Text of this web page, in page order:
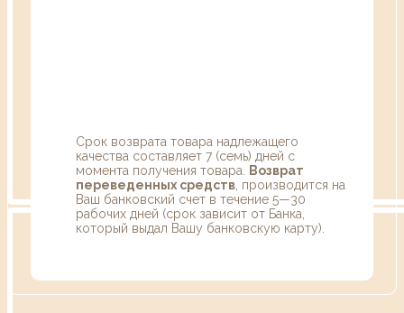
Срок возврата товара надлежащего
качества составляет 7 (семь) дней с
момента получения товара.
Возврат
переведенных средств , производится на
Ваш банковский счет в течение 5—30
рабочих дней (срок зависит от Банка,
который выдал Вашу банковскую карту).